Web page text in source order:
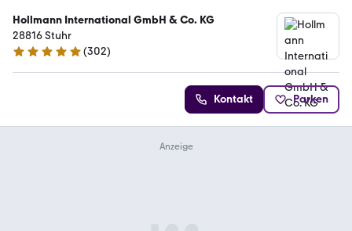
Hollmann International GmbH & Co. KG
28816 Stuhr
4.9 Sterne
(302)
Kontakt Parken